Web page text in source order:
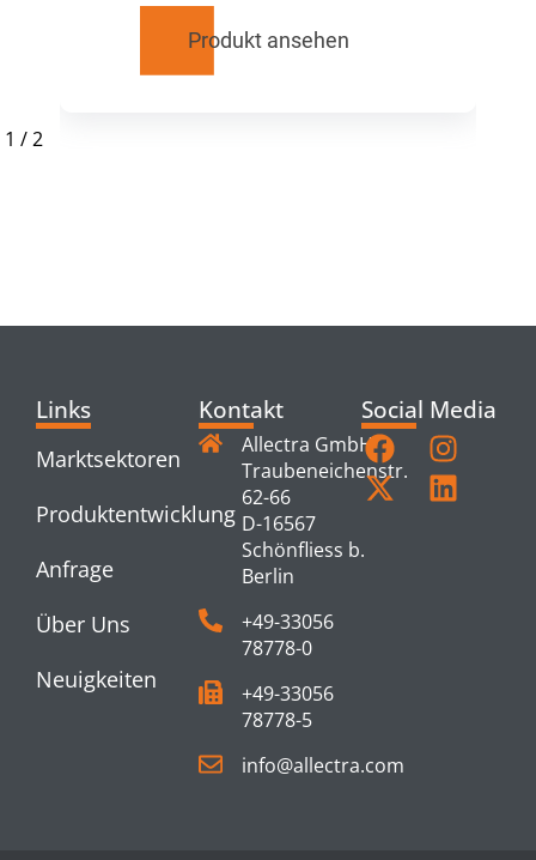
Produkt ansehen
1 /2
Links
Marktsektoren
Produktentwicklung
Anfrage
Über Uns
Neuigkeiten
Kontakt
Allectra GmbH
Traubeneichenstr.
62-66
D-16567
Schönfliess b.
Berlin
+49-33056
78778-0
+49-33056
78778-5
info@allectra.com
Social Media